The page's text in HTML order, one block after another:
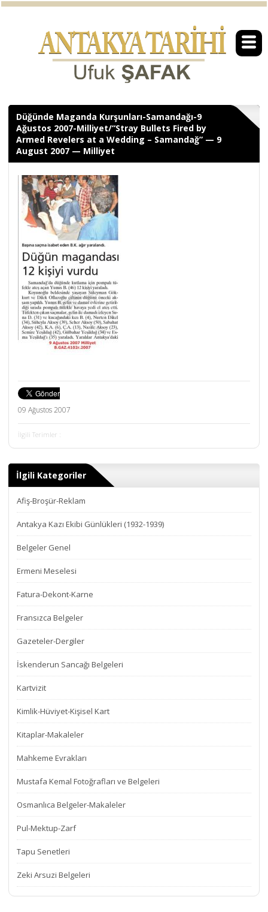
Düğünde Maganda Kurşunları-Samandağı-9
Ağustos 2007-Milliyet/“Stray Bullets Fired by
Armed Revelers at a Wedding – Samandağ” — 9
August 2007 — Milliyet
09 Ağustos 2007
İlgili Terimler :
İlgili Kategoriler
Afiş-Broşür-Reklam
Antakya Kazı Ekibi Günlükleri (1932-1939)
Belgeler Genel
Ermeni Meselesi
Fatura-Dekont-Karne
Fransızca Belgeler
Gazeteler-Dergiler
İskenderun Sancağı Belgeleri
Kartvizit
Kimlik-Hüviyet-Kişisel Kart
Kitaplar-Makaleler
Mahkeme Evrakları
Mustafa Kemal Fotoğrafları ve Belgeleri
Osmanlıca Belgeler-Makaleler
Pul-Mektup-Zarf
Tapu Senetleri
Zeki Arsuzi Belgeleri